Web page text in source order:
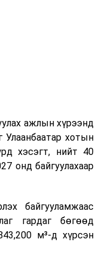
хангах зэрэг
тусгажээ.
асуулт-хариулт,
ажиллах дасгал,
дадлага зэрэг
зохион байгуулж
ажлын хүрээнд
Улаанбаатар хотын
хэсэгт, нийт 40
онд байгуулахаар
байгууламжаас
гардаг бөгөөд
м³-д хүрсэн